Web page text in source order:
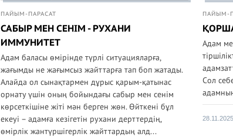
ПАЙЫМ-ПАРАСАТ
САБЫР МЕН СЕНІМ - РУХАНИ
ИММУНИТЕТ
Адам баласы өмірінде түрлі ситуацияларға,
жағымды не жағымсыз жайттарға тап боп жатады.
Алайда ол сынақтармен дұрыс қарым-қатынас
орнату үшін оның бойындағы сабыр мен сенім
көрсеткішіне жіті мән берген жөн. Өйткені бұл
екеуі – адамға кезігетін рухани дерттердің,
өмірлік жантүршігерлік жайттардың алд...
ПАЙЫМ-
Адам
Сол
28.11.2025